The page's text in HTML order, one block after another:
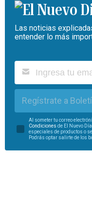
Las noticias
entender lo más
Regístrate a
Al someter tu correo
Condiciones de El Nuevo
especiales de productos o
Podrás optar salirte de los